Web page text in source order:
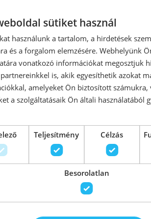
215694
24365000
900 Ft 198
-5% Rendelésre
sütiket használ
használunk a tartalom, a hirdetések
és a forgalom elemzésére. Webhelyünk
vonatkozó információkat megosztjuk
is, akik egyesíthetik azokat
amelyeket Ön biztosított számukra,
a szolgáltatásaik Ön általi használatából
Teljesítmény Célzás
Besorolatlan